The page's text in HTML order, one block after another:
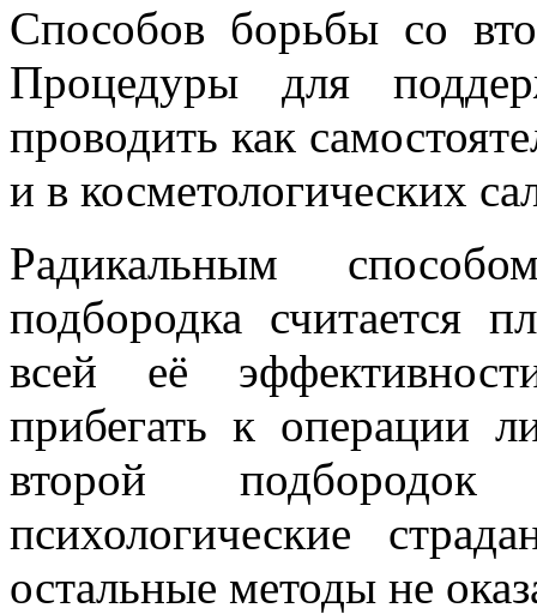
Способов борьбы со
Процедуры для
проводить как
и в косметологических
Радикальным
подбородка считается
всей её
прибегать к операции
второй подбородок
психологические
остальные методы не